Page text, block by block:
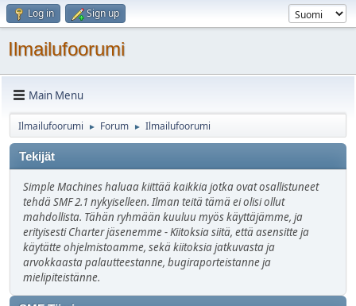
Log in Sign up
Ilmailufoorumi
Main Menu
Ilmailufoorumi ► Forum ► Ilmailufoorumi
Tekijät
Simple Machines haluaa kiittää kaikkia jotka ovat osallistuneet
tehdä SMF 2.1 nykyiselleen. Ilman teitä tämä ei olisi ollut
mahdollista. Tähän ryhmään kuuluu myös käyttäjämme, ja
erityisesti Charter jäsenemme - Kiitoksia siitä, että asensitte ja
käytätte ohjelmistoamme, sekä kiitoksia jatkuvasta ja
arvokkaasta palautteestanne, bugiraporteistanne ja
mielipiteistänne.